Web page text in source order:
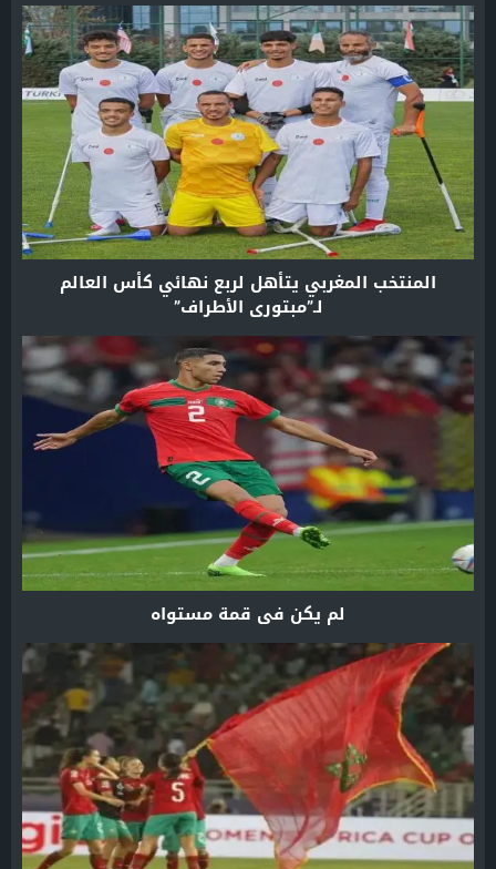
المنتخب المغربي يتأهل لربع نهائي كأس العالم
لـ”مبتوري الأطراف”
لم يكن في قمة مستواه